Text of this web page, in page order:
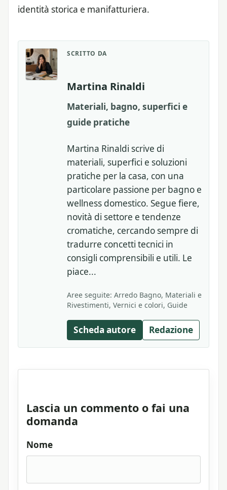
identità storica e manifatturiera.
SCRITTO DA
Martina Rinaldi
Materiali, bagno, superfici e
guide pratiche
Martina Rinaldi scrive di
materiali, superfici e soluzioni
pratiche per la casa, con una
particolare passione per bagno e
wellness domestico. Segue fiere,
novità di settore e tendenze
cromatiche, cercando sempre di
tradurre concetti tecnici in
consigli comprensibili e utili. Le
piace...
Aree seguite: Arredo Bagno, Materiali e
Rivestimenti, Vernici e colori, Guide
Scheda autore Redazione
Lascia un commento o fai una
domanda
Nome